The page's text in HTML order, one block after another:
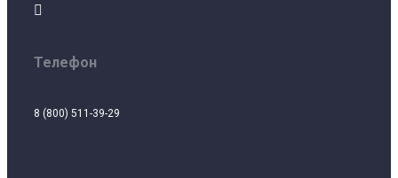

Телефон
8 (800) 511-39-29